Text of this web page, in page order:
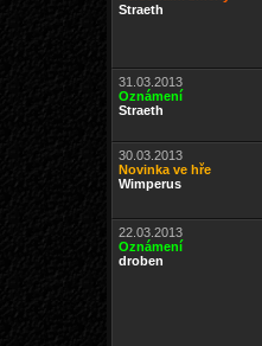
Straeth
31.03.2013
Oznámení
Straeth
30.03.2013
Novinka ve hře
Wimperus
22.03.2013
Oznámení
droben